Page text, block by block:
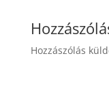
Hozzászólás